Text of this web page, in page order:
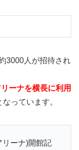
3000人が招待され
ーナを横長に利用
なっています。
リーナ)開館記